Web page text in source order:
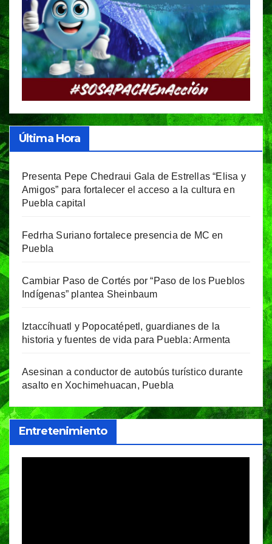
Última Hora
Presenta Pepe Chedraui Gala de Estrellas “Elisa y
Amigos” para fortalecer el acceso a la cultura en
Puebla capital
Fedrha Suriano fortalece presencia de MC en
Puebla
Cambiar Paso de Cortés por “Paso de los Pueblos
Indígenas” plantea Sheinbaum
Iztaccíhuatl y Popocatépetl, guardianes de la
historia y fuentes de vida para Puebla: Armenta
Asesinan a conductor de autobús turístico durante
asalto en Xochimehuacan, Puebla
Entretenimiento